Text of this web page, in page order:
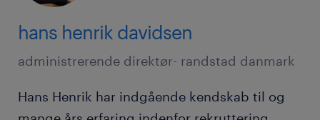
hans henrik davidsen
administrerende direktør- randstad danmark
Hans Henrik har indgående kendskab til og